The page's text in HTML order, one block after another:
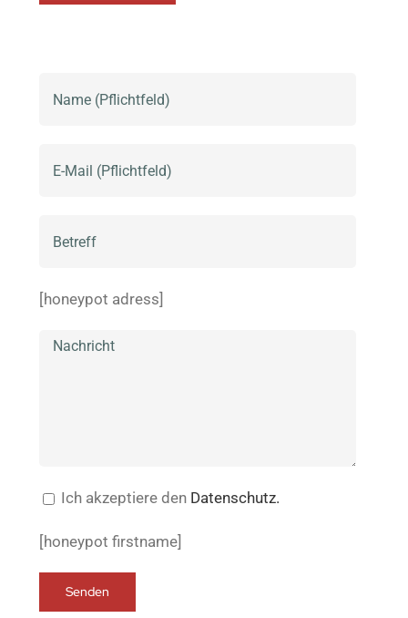
[honeypot adress]
Ich akzeptiere den Datenschutz.
[honeypot firstname]